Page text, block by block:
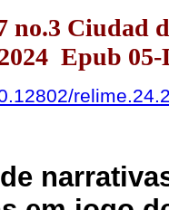
no.3 Ciudad
Epub 05-